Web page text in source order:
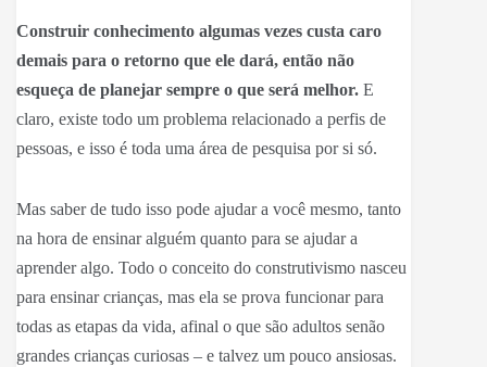
Construir conhecimento algumas vezes custa caro
demais para o retorno que ele dará, então não
esqueça de planejar sempre o que será melhor. E
claro, existe todo um problema relacionado a perfis de
pessoas, e isso é toda uma área de pesquisa por si só.
Mas saber de tudo isso pode ajudar a você mesmo, tanto
na hora de ensinar alguém quanto para se ajudar a
aprender algo. Todo o conceito do construtivismo nasceu
para ensinar crianças, mas ela se prova funcionar para
todas as etapas da vida, afinal o que são adultos senão
grandes crianças curiosas – e talvez um pouco ansiosas.